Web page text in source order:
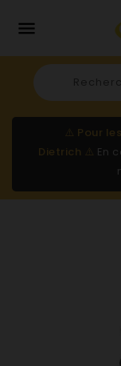

⚠️ Pour
Dietrich ⚠️ En